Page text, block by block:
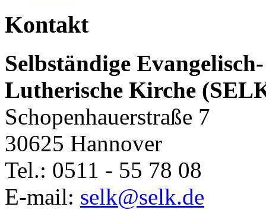
Kontakt
Selbständige Evangelisch-
Lutherische Kirche
Schopenhauerstraße 7
30625 Hannover
Tel.: 0511 - 55 78 08
E-mail: selk@selk.de